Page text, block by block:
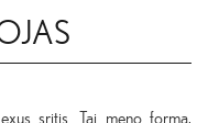
sritis. Tai meno forma,